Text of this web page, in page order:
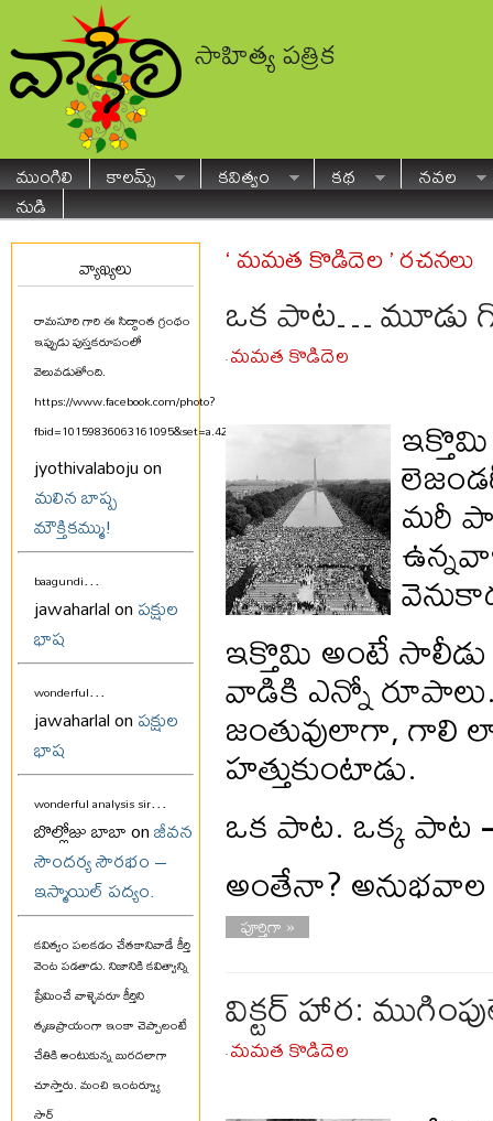
సాహిత్య పత్రిక
ముంగిలి కాలమ్స్ కవిత్వం కథ
నవల
నుడి
వ్యాఖ్యలు
రామసూరి గారి ఈ సిద్ధాంత గ్రంథం
ఇప్పుడు పుస్తకరూపంలో
వెలువడుతోంది.
https://www.facebook.com/photo?
fbid=10159836063161095&set=a.425580711094
...
jyothivalaboju on
మలిన బాష్ప
మౌక్తికమ్ము!
baagundi...
jawaharlal onపక్షుల
భాష
wonderful...
jawaharlal onపక్షుల
భాష
wonderful analysis sir...
బొల్లోజు బాబా onజీవన
సౌందర్య సౌరభం –
ఇస్మాయిల్ పద్యం.
కవిత్వం పలకడం చేతకానివాడే కీర్తి
వెంట పడతాడు. నిజానికి కవిత్వాన్ని
ప్రేమించే వాళ్ళెవరూ కీర్తిని
తృణప్రాయంగా ఇంకా చెప్పాలంటే
చేతికి అంటుకున్న బురదలాగా
చూస్తారు. మంచి ఇంటర్వ్యూ
‘ మమత కొడిదెల ’ రచనలు
ఒక పాట… మూడు
- మమత కొడిదెల
మరీ
ఇక్తొమి అంటే
వాడికి ఎన్నో
జంతువులాగా, గాలి
హత్తుకుంటాడు.
ఒక పాట. ఒక్క పాట
అంతేనా?
పూర్తిగా »
విక్టర్ హార:
- మమత కొడిదెల